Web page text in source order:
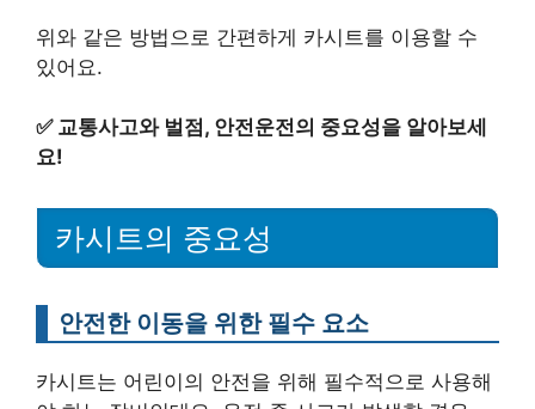
위와 같은 방법으로 간편하게 카시트를 이용할 수
있어요.
✅ 교통사고와 벌점, 안전운전의 중요성을 알아보세
요!
카시트의 중요성
안전한 이동을 위한 필수 요소
카시트는 어린이의 안전을 위해 필수적으로 사용해